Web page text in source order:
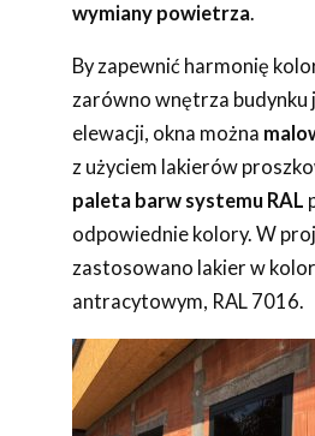
wymiany powietrza.
By zapewnić harmonię
zarówno wnętrza budynku
elewacji, okna można
z użyciem lakierów
paleta barw systemu RAL
odpowiednie kolory. W
zastosowano lakier w
antracytowym, RAL 7016.